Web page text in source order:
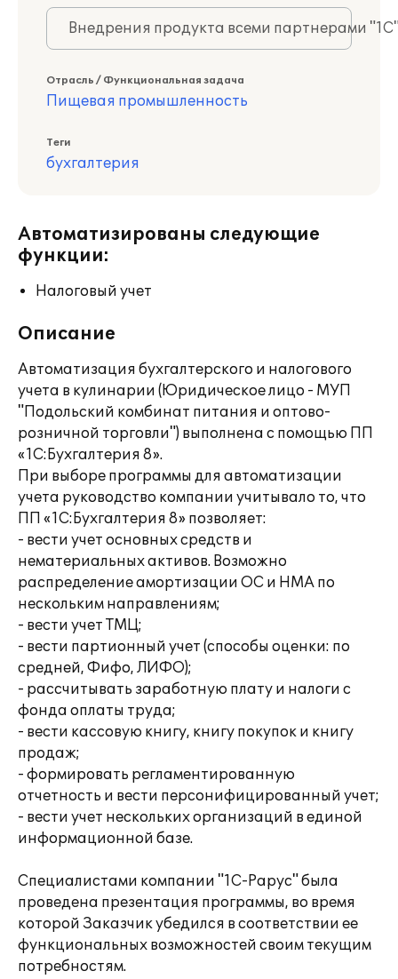
Внедрения продукта всеми партнерами
Отрасль / Функциональная задача
Пищевая промышленность
Теги
бухгалтерия
Автоматизированы следующие
функции:
Налоговый учет
Описание
Автоматизация бухгалтерского и налогового
учета в кулинарии (Юридическое лицо - МУП
"Подольский комбинат питания и оптово-
розничной торговли") выполнена с помощью ПП
«1С:Бухгалтерия 8».
При выборе программы для автоматизации
учета руководство компании учитывало то, что
ПП «1С:Бухгалтерия 8» позволяет:
- вести учет основных средств и
нематериальных активов. Возможно
распределение амортизации ОС и НМА по
нескольким направлениям;
- вести учет ТМЦ;
- вести партионный учет (способы оценки: по
средней, Фифо, ЛИФО);
- рассчитывать заработную плату и налоги с
фонда оплаты труда;
- вести кассовую книгу, книгу покупок и книгу
продаж;
- формировать регламентированную
отчетность и вести персонифицированный учет;
- вести учет нескольких организаций в единой
информационной базе.
Специалистами компании "1С-Рарус" была
проведена презентация программы, во время
которой Заказчик убедился в соответствии ее
функциональных возможностей своим текущим
потребностям.